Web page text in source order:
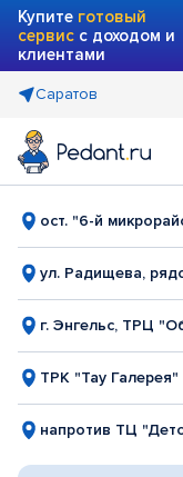
Купите готовый
сервис с доходом и
клиентами
Саратов
ост. "6-й
ул. Радищева,
г. Энгельс, ТРЦ
ТРК "Тау Галерея"
напротив ТЦ